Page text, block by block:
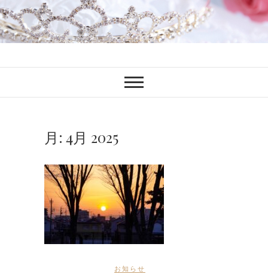
ファンブロ
月: 4月 2025
お知らせ